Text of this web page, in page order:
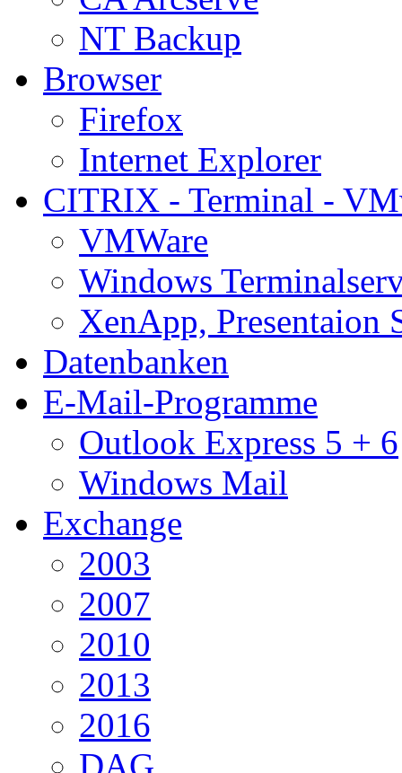
NT Backup
Browser
Firefox
Internet Explorer
CITRIX - Terminal -
VMWare
Windows
XenApp, Presentaion
Datenbanken
E-Mail-Programme
Outlook Express 5 + 6
Windows Mail
Exchange
2003
2007
2010
2013
2016